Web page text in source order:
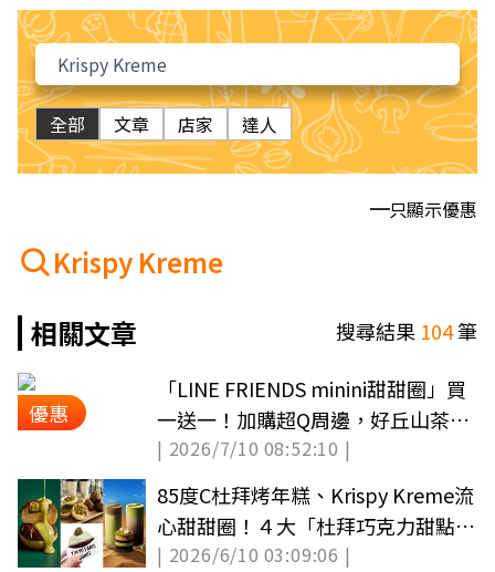
全部 文章 店家 達人
只顯示優惠
Krispy Kreme
相關文章
搜尋結果 104筆
優惠
「LINE FRIENDS minini甜甜圈」買
一送一！加購超Q周邊，好丘山茶花
可頌開吃
| 2026/7/10 08:52:10 |
85度C杜拜烤年糕、Krispy Kreme流
心甜甜圈！４大「杜拜巧克力甜點」
新品特蒐
| 2026/6/10 03:09:06 |